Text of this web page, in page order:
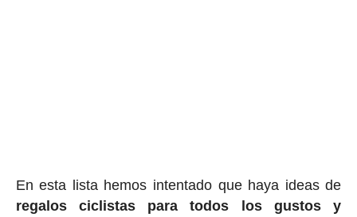
En esta lista hemos intentado que haya ideas de
regalos ciclistas para todos los gustos y